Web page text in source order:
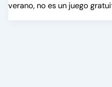
verano, no es un juego